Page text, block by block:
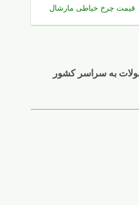
قیمت چرخ خیاطی مارشال
به سراسر کشور